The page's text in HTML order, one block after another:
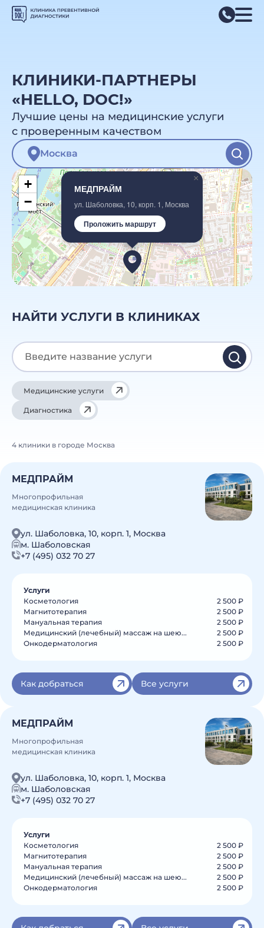
КЛИНИКИ-ПАРТНЕРЫ
«HELLO, DOC!»
Лучшие цены на медицинские услуги
с проверенным качеством
МЕДПРАЙМ
ул. Шаболовка, 10, корп. 1, Москва
Проложить маршрут
×
+
−
НАЙТИ УСЛУГИ В КЛИНИКАХ
Медицинские услуги
Диагностика
4 клиники в городе Москва
МЕДПРАЙМ
Многопрофильная
медицинская клиника
ул. Шаболовка, 10, корп. 1, Москва
м. Шаболовская
+7 (495) 032 70 27
Услуги
Косметология
2 500 ₽
Магнитотерапия
2 500 ₽
Мануальная терапия
2 500 ₽
Медицинский (лечебный) массаж на шею...
2 500 ₽
Онкодерматология
2 500 ₽
Как добраться Все услуги
МЕДПРАЙМ
Многопрофильная
медицинская клиника
ул. Шаболовка, 10, корп. 1, Москва
м. Шаболовская
+7 (495) 032 70 27
Услуги
Косметология
2 500 ₽
Магнитотерапия
2 500 ₽
Мануальная терапия
2 500 ₽
Медицинский (лечебный) массаж на шею...
2 500 ₽
Онкодерматология
2 500 ₽